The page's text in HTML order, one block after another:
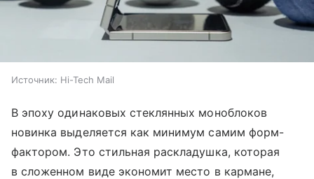
Источник: Hi-Tech Mail
В эпоху одинаковых стеклянных моноблоков
новинка выделяется как минимум самим форм-
фактором. Это стильная раскладушка, которая
в сложенном виде экономит место в кармане,